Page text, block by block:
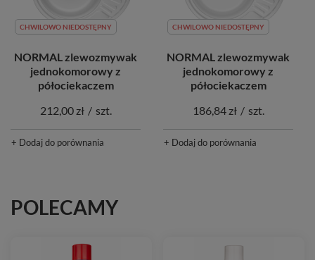
CHWILOWO NIEDOSTĘPNY
NORMAL zlewozmywak
jednokomorowy z
półociekaczem
212,00 zł / szt.
+ Dodaj do porównania
CHWILOWO NIEDOSTĘPNY
NORMAL zlewozmywak
jednokomorowy z
półociekaczem
186,84 zł / szt.
+ Dodaj do porównania
POLECAMY